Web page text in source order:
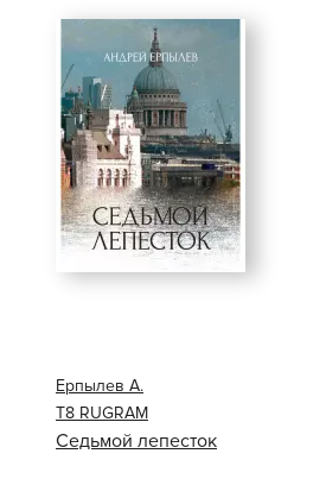
Седьмой лепесток
Ерпылев А.
Т8 RUGRAM